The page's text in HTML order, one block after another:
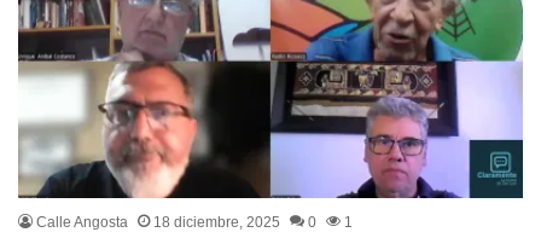
Calle Angosta 18 diciembre, 2025 0 1